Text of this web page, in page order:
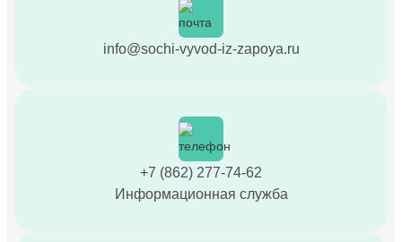
info@sochi-vyvod-iz-zapoya.ru
+7 (862) 277-74-62
Информационная служба